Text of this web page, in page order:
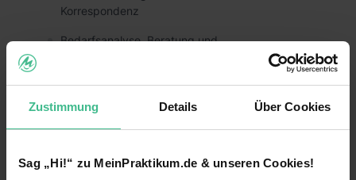
Zustimmung Details Über Cookies
Sag „Hi!“ zu MeinPraktikum.de & unseren Cookies!
Korrespondenz
Bedarfsanalyse, Beratung und
Dokumente und Verträge vorbereiten
Content Erstellung mit Fotos und Videos